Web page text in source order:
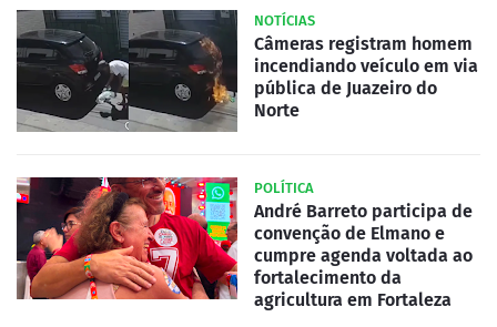
NOTÍCIAS
Câmeras registram homem
incendiando veículo em via
pública de Juazeiro do
Norte
POLÍTICA
André Barreto participa de
convenção de Elmano e
cumpre agenda voltada ao
fortalecimento da
agricultura em Fortaleza